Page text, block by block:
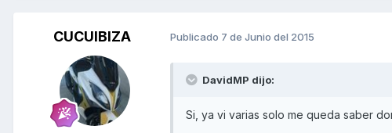
CUCUIBIZA Publicado 7 de Junio del 2015
DavidMP dijo:
Si, ya vi varias solo me queda saber